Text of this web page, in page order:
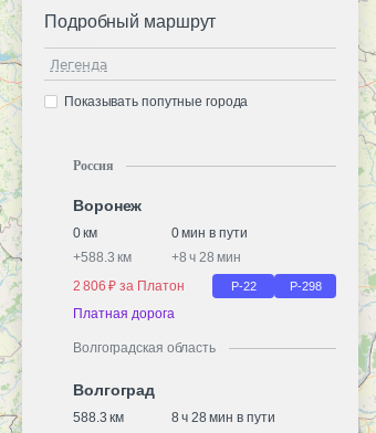
Подробный маршрут
Легенда
Показывать попутные города
Россия
Воронеж
0 км
0 мин в пути
+588.3 км +8 ч 28 мин
2 806 ₽ за Платон
Р-22 Р-298
Платная дорога
Волгоградская область
Волгоград
588.3 км
8 ч 28 мин в пути